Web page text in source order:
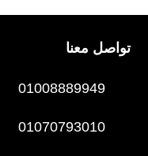
تواصل معنا
01008889949
01070793010